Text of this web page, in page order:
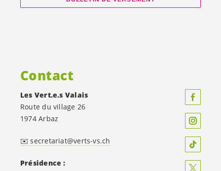
Contact
Les Vert.e.s Valais
Route du village 26
1974 Arbaz
✉️ secretariat@verts-vs.ch
Présidence :